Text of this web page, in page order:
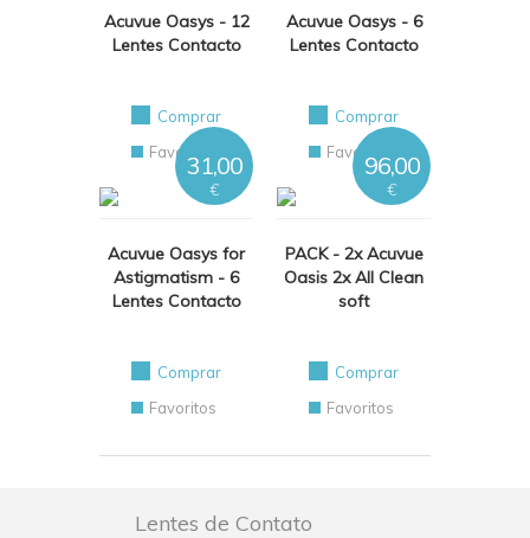
Acuvue Oasys - 12
Lentes Contacto
Comprar
Favoritos
Acuvue Oasys - 6
Lentes Contacto
Comprar
Favoritos
Acuvue Oasys for
Astigmatism - 6
Lentes Contacto
31,00
€
Comprar
Favoritos
PACK - 2x Acuvue
Oasis 2x All Clean
soft
96,00
€
Comprar
Favoritos
Lentes de Contato